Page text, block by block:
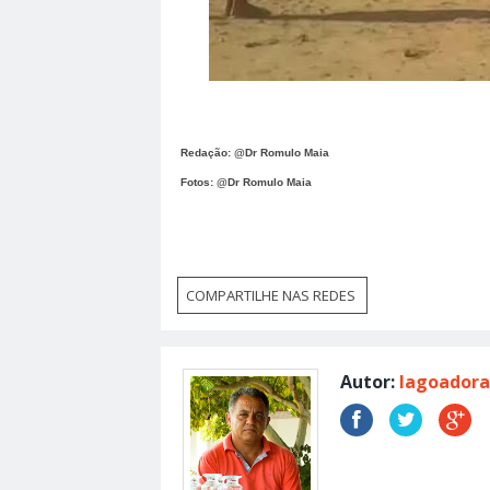
Redação: @Dr Romulo Maia
Fotos: @Dr Romulo Maia
COMPARTILHE NAS REDES
Autor: